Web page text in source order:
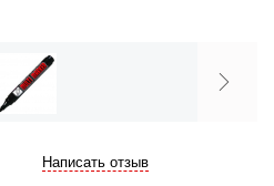
Написать отзыв